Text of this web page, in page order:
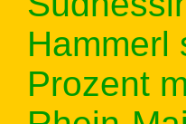
Hammerl
Prozent